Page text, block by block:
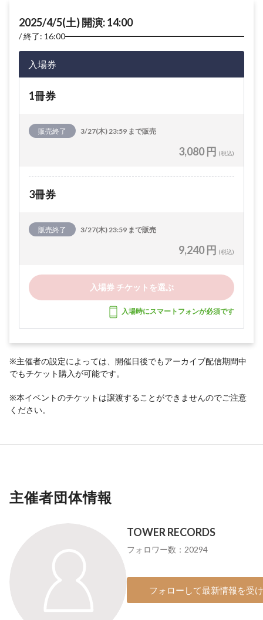
2025/4/5(土) 開演: 14:00
終了: 16:00
入場券
1冊券
販売終了 3/27(木) 23:59 まで販売
3,080 円 (税込)
3冊券
販売終了 3/27(木) 23:59 まで販売
9,240 円 (税込)
入場券 チケットを選ぶ
入場時にスマートフォンが必須です
※主催者の設定によっては、開催日後でもアーカイブ配信期間中
でもチケット購入が可能です。
※本イベントのチケットは譲渡することができませんのでご注意
ください。
主催者団体情報
TOWER RECORDS
フォロワー数：20294
フォローして最新情報を受